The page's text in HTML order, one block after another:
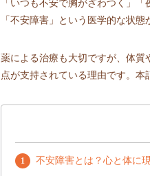
「いつも不安で胸がざわつく」
「不安障害」という医学的な状態
薬による治療も大切ですが、体質
点が支持されている理由です。本
不安障害とは？心と体に